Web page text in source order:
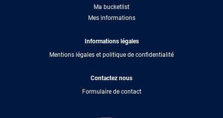
Ma bucketlist
Mes informations
Informations légales
Mentions légales et politique de confidentialité
Contactez nous
Formulaire de contact